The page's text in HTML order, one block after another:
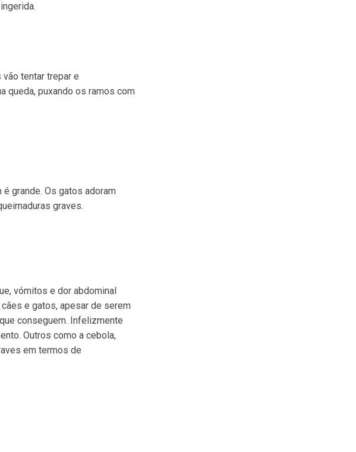
tentar trepar e
queda, puxando os ramos com
grande. Os gatos adoram
graves.
vómitos e dor abdominal
e gatos, apesar de serem
conseguem. Infelizmente
Outros como a cebola,
em termos de